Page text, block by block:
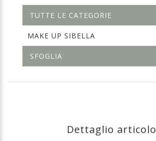
TUTTE LE CATEGORIE
MAKE UP SIBELLA
SFOGLIA
Dettaglio articolo